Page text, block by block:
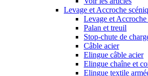
Levage et Accroche
Levage et Accroche
Palan et treuil
Stop-chute de
Câble acier
Elingue câble acier
Elingue chaîne et
Elingue textile